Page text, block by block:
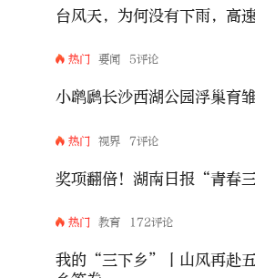
台风天，为何没有下雨，高
热门 要闻 5评论
小䴙䴘长沙西湖公园浮巢育
热门 视界 7评论
奖项翻倍！湖南日报“青春
热门 教育 172评论
我的“三下乡”丨山风再赴